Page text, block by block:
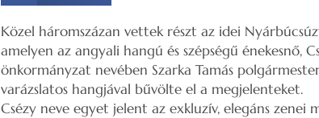
Közel háromszázan vettek részt az idei
amelyen az angyali hangú és szépségű énekesnő,
önkormányzat nevében Szarka Tamás
varázslatos hangjával bűvölte el a megjelenteket.
Csézy neve egyet jelent az exkluzív, elegáns zenei